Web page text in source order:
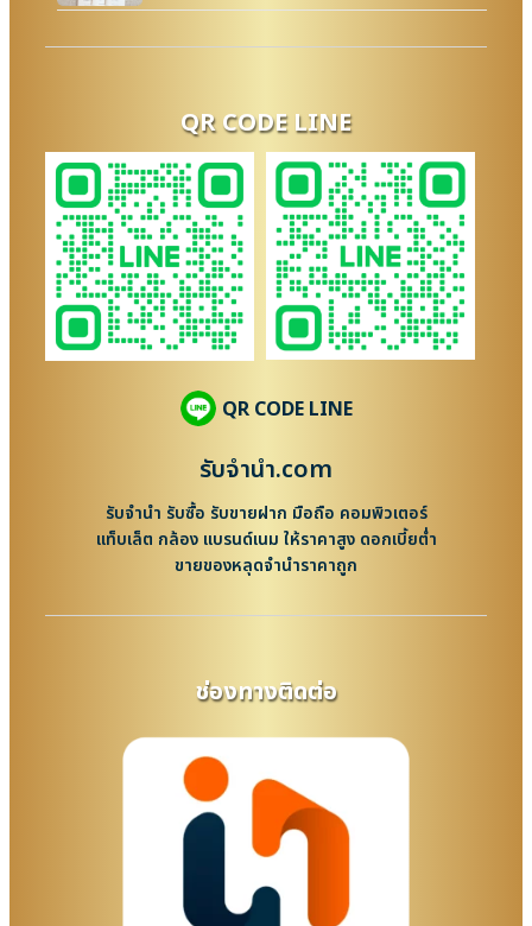
QR CODE LINE
QR CODE LINE
รับจํานํา.com
รับจำนำ รับซื้อ รับขายฝาก มือถือ คอมพิวเตอร์
แท็บเล็ต กล้อง แบรนด์เนม ให้ราคาสูง ดอกเบี้ยต่ำ
ขายของหลุดจำนำราคาถูก
ช่องทางติดต่อ